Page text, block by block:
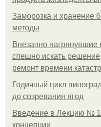
Заморозка и хранение
методы
Внезапно нагрянувшие
спешно искать
ремонт времени
Годичный цикл
до созревания ягод
Введение в Лекцию №
концепции